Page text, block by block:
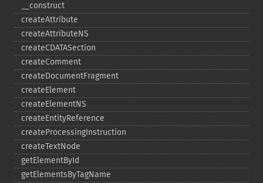
_​_​construct
createAttribute
createAttributeNS
createCDATASection
createComment
createDocumentFragment
createElement
createElementNS
createEntityReference
createProcessingInstruction
createTextNode
getElementById
getElementsByTagName